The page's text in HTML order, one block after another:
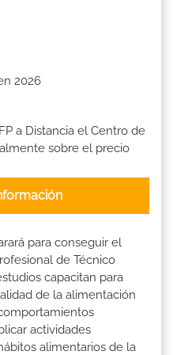
2026
a Distancia el Centro de
sobre el precio
para conseguir el
de Técnico
capacitan para
de la alimentación
actividades
alimentarios de la